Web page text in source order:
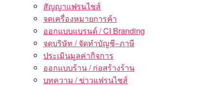
สัญญาแฟรนไชส์
จดเครื่องหมายการค้า
ออกแบบแบรนด์ / CI Branding
จดบริษัท / จัดทำบัญชี–ภาษี
ประเมินมูลค่ากิจการ
ออกแบบร้าน / ก่อสร้างร้าน
บทความ / ข่าวแฟรนไชส์